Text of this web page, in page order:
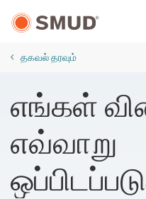
உள்ளடக்கத்திற்கு
தகவல் தரவும்
எங்கள்
எவ்வாறு